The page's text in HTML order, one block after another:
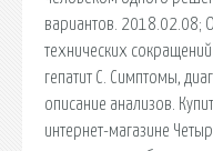
вариантов. 2018.02.08;
технических
гепатит С. Симптомы,
описание анализов.
интернет-магазине